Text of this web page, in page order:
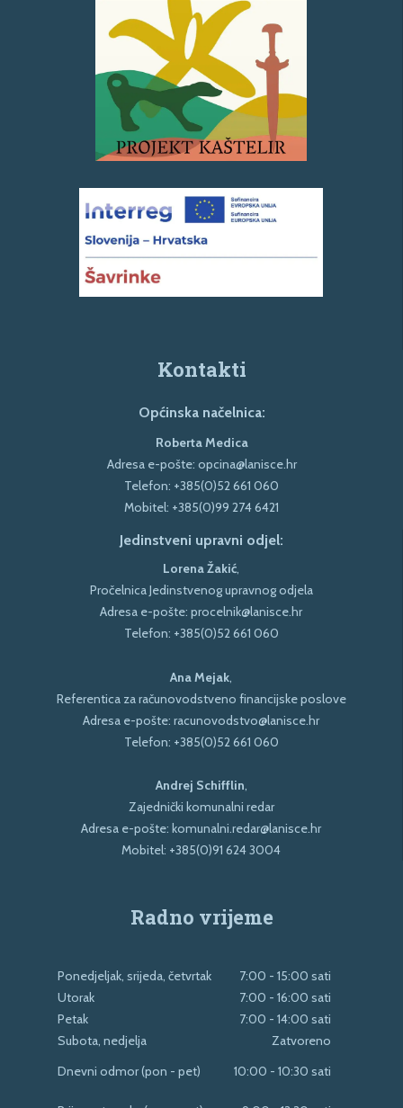
Kontakti
Općinska načelnica:
Roberta Medica
Adresa e-pošte: opcina@lanisce.hr
Telefon: +385(0)52 661 060
Mobitel: +385(0)99 274 6421
Jedinstveni upravni odjel:
Lorena Žakić,
Pročelnica Jedinstvenog upravnog odjela
Adresa e-pošte: procelnik@lanisce.hr
Telefon: +385(0)52 661 060
Ana Mejak,
Referentica za računovodstveno financijske poslove
Adresa e-pošte: racunovodstvo@lanisce.hr
Telefon: +385(0)52 661 060
Andrej Schifflin,
Zajednički komunalni redar
Adresa e-pošte: komunalni.redar@lanisce.hr
Mobitel: +385(0)91 624 3004
Radno vrijeme
Ponedjeljak, srijeda, četvrtak
7:00 - 15:00 sati
Utorak
7:00 - 16:00 sati
Petak
7:00 - 14:00 sati
Subota, nedjelja
Zatvoreno
Dnevni odmor (pon - pet)
10:00 - 10:30 sati